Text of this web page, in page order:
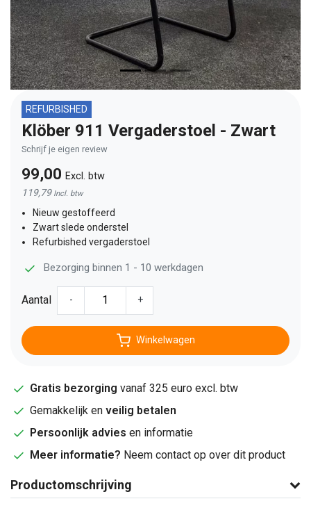
REFURBISHED
Klöber 911 Vergaderstoel - Zwart
Schrijf je eigen review
99,00 Excl. btw
119,79 Incl. btw
Nieuw gestoffeerd
Zwart slede onderstel
Refurbished vergaderstoel
Bezorging binnen 1 - 10 werkdagen
Aantal - +
Winkelwagen
Gratis bezorging vanaf 325 euro excl. btw
Gemakkelijk en veilig betalen
Persoonlijk advies en informatie
Meer informatie? Neem contact op over dit product
Productomschrijving